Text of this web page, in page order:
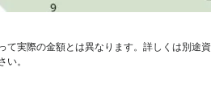
て実際の金額とは異なります。詳しくは別途
い。